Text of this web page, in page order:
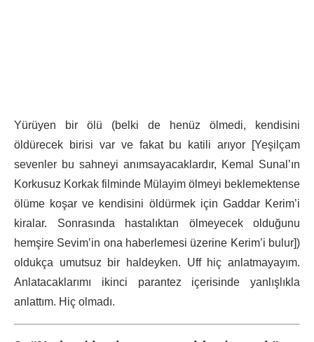
Yürüyen bir ölü (belki de henüz ölmedi, kendisini
öldürecek birisi var ve fakat bu katili arıyor [Yeşilçam
sevenler bu sahneyi anımsayacaklardır, Kemal Sunal’ın
Korkusuz Korkak filminde Mülayim ölmeyi beklemektense
ölüme koşar ve kendisini öldürmek için Gaddar Kerim’i
kiralar. Sonrasında hastalıktan ölmeyecek olduğunu
hemşire Sevim’in ona haberlemesi üzerine Kerim’i bulur])
oldukça umutsuz bir haldeyken. Uff hiç anlatmayayım.
Anlatacaklarımı ikinci parantez içerisinde yanlışlıkla
anlattım. Hiç olmadı.